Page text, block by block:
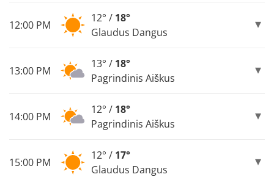
12:00 PM
12° / 18°
Glaudus Dangus
13:00 PM
13° / 18°
Pagrindinis Aiškus
14:00 PM
12° / 18°
Pagrindinis Aiškus
15:00 PM
12° / 17°
Glaudus Dangus